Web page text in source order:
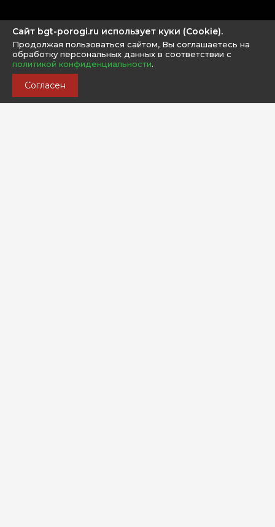
Сайт bgt-porogi.ru использует куки (Cookie).
Продолжая пользоваться сайтом, Вы соглашаетесь на
обработку персональных данных в соответствии с
политикой конфиденциальности.
Согласен